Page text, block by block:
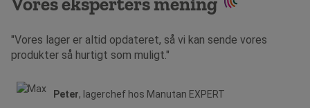
"Vores lager er altid opdateret, så vi kan sende vores
produkter så hurtigt som muligt."
Peter, lagerchef hos Manutan EXPERT